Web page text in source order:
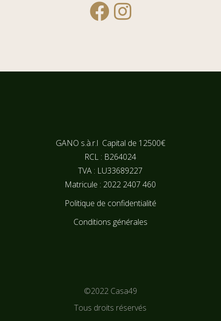
GANO s.à.r.l Capital de 12500€
RCL : B264024
TVA : LU33689227
Matricule : 2022 2407 460
Politique de confidentialité
Conditions générales
©2022 Casa49
Tous droits réservés